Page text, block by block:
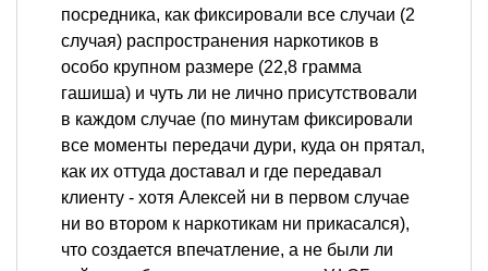
посредника, как фиксировали все случаи (2
случая) распространения наркотиков в
особо крупном размере (22,8 грамма
гашиша) и чуть ли не лично присутствовали
в каждом случае (по минутам фиксировали
все моменты передачи дури, куда он прятал,
как их оттуда доставал и где передавал
клиенту - хотя Алексей ни в первом случае
ни во втором к наркотикам ни прикасался),
что создается впечатление, а не были ли